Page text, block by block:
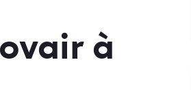
à